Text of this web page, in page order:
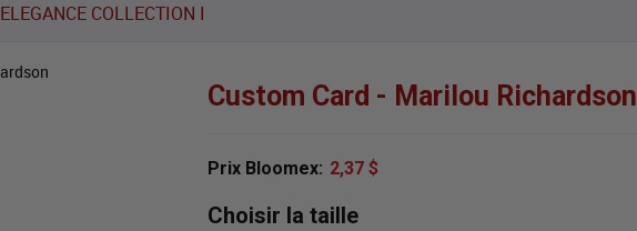
ELEGANCE COLLECTION I
Custom Card - Marilou Richardson
Prix Bloomex: 2,37 $
Choisir la taille